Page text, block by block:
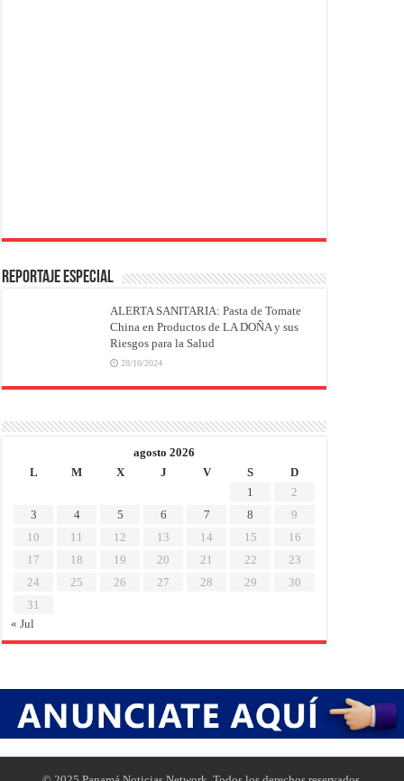
REPORTAJE ESPECIAL
ALERTA SANITARIA: Pasta de Tomate
China en Productos de LA DOÑA y sus
Riesgos para la Salud
28/10/2024
agosto 2026
L
M X J V S
D
1
2
3
4 5 6 7 8
9
10
11 12 13 14 15
16
17
18 19 20 21 22
23
24
25 26 27 28 29
30
31
« Jul